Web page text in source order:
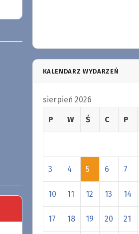
KALENDARZ WYDARZEŃ
sierpień 2026
P W Ś C P
3 4 5 6 7
10 11 12 13 14
17 18 19 20 21